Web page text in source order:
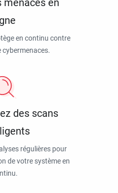
menaces en
en continu contre
des scans
régulières pour
de votre système en